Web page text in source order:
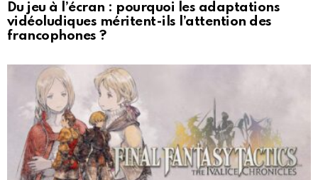
Du jeu à l’écran : pourquoi les adaptations
vidéoludiques méritent-ils l’attention des
francophones ?